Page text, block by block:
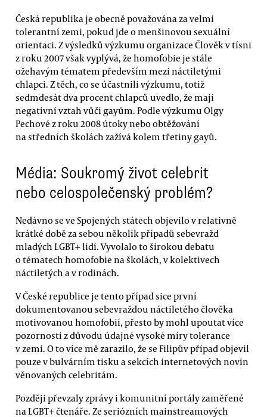
Česká republika je obecně považována za velmi
tolerantní zemi, pokud jde o menšinovou sexuální
orientaci. Z výsledků výzkumu organizace Člověk v tísni
z roku 2007 však vyplývá, že homofobie je stále
ožehavým tématem především mezi náctiletými
chlapci. Z těch, co se účastnili výzkumu, totiž
sedmdesát dva procent chlapců uvedlo, že mají
negativní vztah vůči gayům. Podle výzkumu Olgy
Pechové z roku 2008 útoky nebo obtěžování
na středních školách zažívá kolem třetiny gayů.
Média: Soukromý život celebrit
nebo celospolečenský problém?
Nedávno se ve Spojených státech objevilo v relativně
krátké době za sebou několik případů sebevražd
mladých LGBT+ lidí. Vyvolalo to širokou debatu
o tématech homofobie na školách, v kolektivech
náctiletých a v rodinách.
V České republice je tento případ sice první
dokumentovanou sebevraždou náctiletého člověka
motivovanou homofobií, přesto by mohl upoutat více
pozornosti z důvodu údajné vysoké míry tolerance
v zemi. O to více mě zarazilo, že se Filipův případ objevil
pouze v bulvárním tisku a sekcích internetových novin
věnovaných celebritám.
Později převzaly zprávy i komunitní portály zaměřené
na LGBT+ čtenáře. Ze seriózních mainstreamových